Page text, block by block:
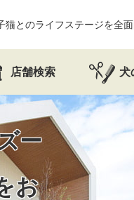
猫とのライフステージを全
店舗検索 犬
ー
お